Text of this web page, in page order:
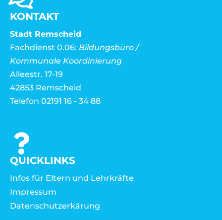
KONTAKT
Stadt Remscheid
Fachdienst 0.06: Bildungsbüro /
Kommunale Koordinierung
Alleestr. 17-19
42853 Remscheid
Telefon 02191 16 - 34 88
QUICKLINKS
Infos für Eltern und Lehrkräfte
Impressum
Datenschutzerkärung